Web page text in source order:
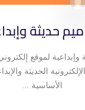
حديثة
وإبداعية لموقع
الحديثة
الأساسية ...